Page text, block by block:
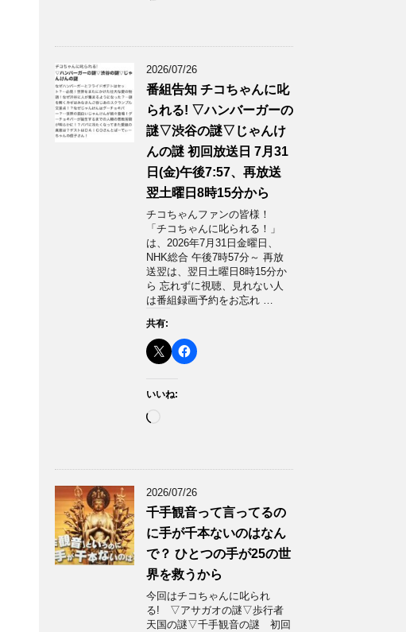
み
2026/07/26
番組告知 チコちゃんに叱
られる! ▽ハンバーガーの
謎▽渋谷の謎▽じゃんけ
んの謎 初回放送日 7月31
日(金)午後7:57、再放送
翌土曜日8時15分から
チコちゃんファンの皆様！
「チコちゃんに叱られる！」​
は、2026年7月31日金曜日、
NHK総合 午後7時57分～ 再放
送翌は、翌日土曜日8時15分か
ら 忘れずに視聴、見れない人
は番組録画予約をお忘れ …
共有:
いいね:
み
2026/07/26
千手観音って言ってるの
に手が千本ないのはなん
で？ ひとつの手が25の世
界を救うから
今回はチコちゃんに叱られ
る! ▽アサガオの謎▽歩行者
天国の謎▽千手観音の謎 初回